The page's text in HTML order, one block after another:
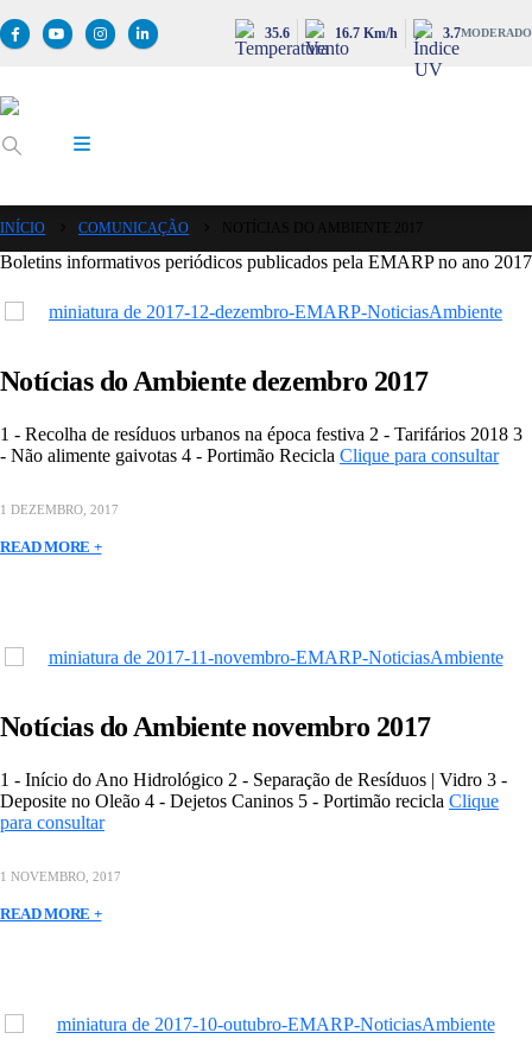
35.6 16.7 Km/h 3.7MODERADO
INÍCIO COMUNICAÇÃO
Boletins informativos periódicos publicados pela EMARP no ano 2017
Notícias do Ambiente dezembro 2017
1 - Recolha de resíduos urbanos na época festiva 2 - Tarifários 2018 3
- Não alimente gaivotas 4 - Portimão Recicla Clique para consultar
1 DEZEMBRO, 2017
READ MORE +
Notícias do Ambiente novembro 2017
1 - Início do Ano Hidrológico 2 - Separação de Resíduos | Vidro 3 -
Deposite no Oleão 4 - Dejetos Caninos 5 - Portimão recicla Clique
para consultar
1 NOVEMBRO, 2017
READ MORE +